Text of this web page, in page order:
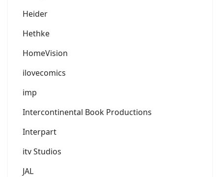
Heider
Hethke
HomeVision
ilovecomics
imp
Intercontinental Book Productions
Interpart
itv Studios
JAL